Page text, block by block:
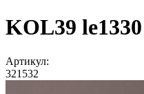
KOL39 le1330
Артикул:
321532